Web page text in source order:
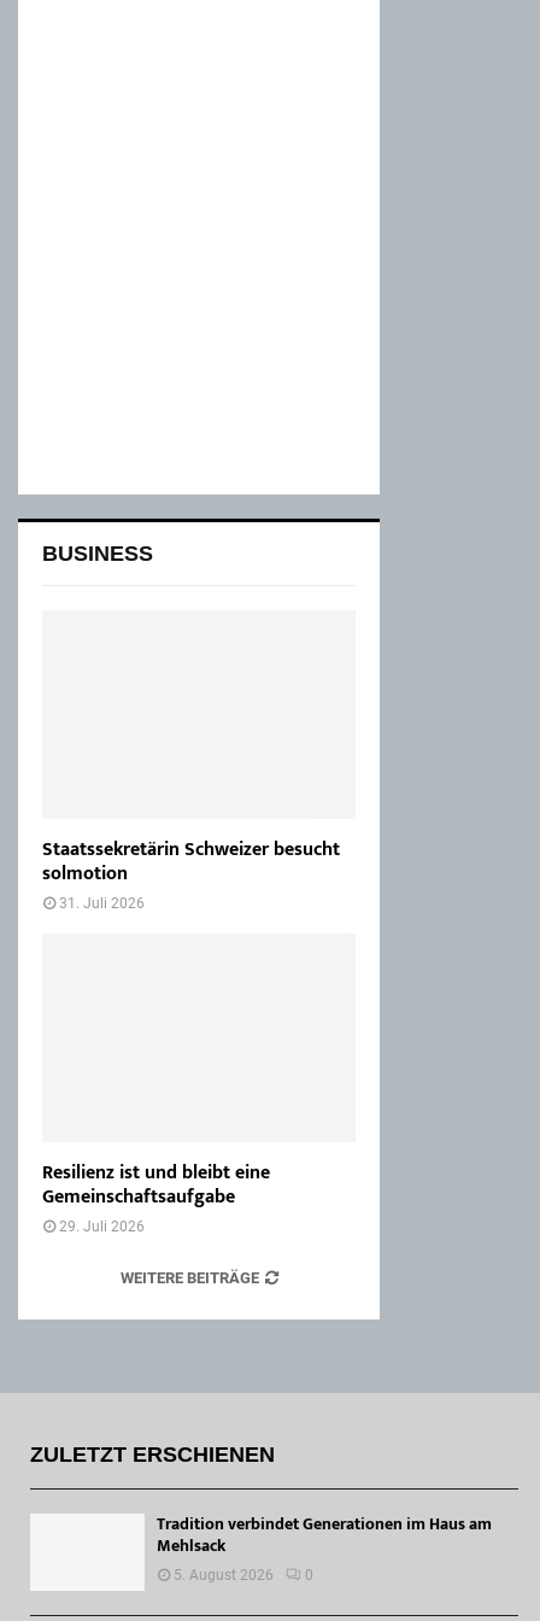
BUSINESS
Staatssekretärin Schweizer besucht
solmotion
31. Juli 2026
Resilienz ist und bleibt eine
Gemeinschaftsaufgabe
29. Juli 2026
WEITERE BEITRÄGE
ZULETZT ERSCHIENEN
Tradition verbindet Generationen im Haus am
Mehlsack
5. August 2026 0